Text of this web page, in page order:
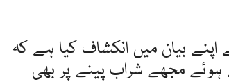
اپنے بیان میں انکشاف کیا ہے کہ
ہوئے مجھے شراب پینے پر بھی